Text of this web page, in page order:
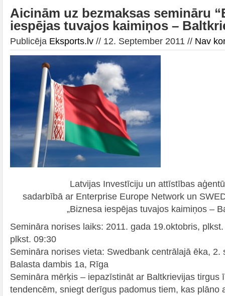
Aicinām uz bezmaksas semināru
iespējas tuvajos kaimiņos –
Publicēja Eksports.lv // 12. September 2011 // Nav
Latvijas Investīciju un attīstības
sadarbībā ar Enterprise Europe Network un
„Biznesa iespējas tuvajos kaimiņos –
Semināra norises laiks: 2011. gada 19.oktobris,
plkst. 09:30
Semināra norises vieta: Swedbank centrālajā ēka, 2.
Balasta dambis 1a, Rīga
Semināra mērķis – iepazīstināt ar Baltkrievijas tirgus
tendencēm, sniegt derīgus padomus tiem, kas plāno